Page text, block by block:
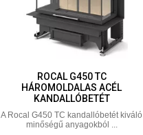
ROCAL G450 TC
HÁROMOLDALAS ACÉL
KANDALLÓBETÉT
A Rocal G450 TC kandallóbetét kiváló
minőségű anyagokból ...